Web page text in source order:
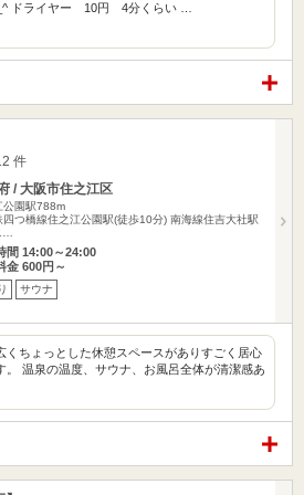
ドライヤー 10円 4分くらい …
件
/ 大阪市住之江区
公園駅788m
四つ橋線住之江公園駅(徒歩10分) 南海線住吉大社駅
間 14:00～24:00
金 600円～
サウナ
くちょっとした休憩スペースがありすごく居心
。 温泉の温度、サウナ、お風呂全体が清潔感あ